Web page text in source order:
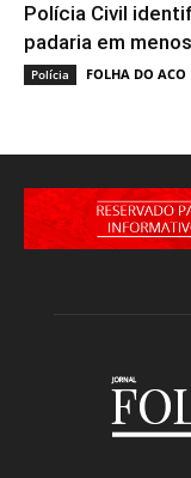
Polícia Civil
padaria em
Polícia FOLHA DO ACO